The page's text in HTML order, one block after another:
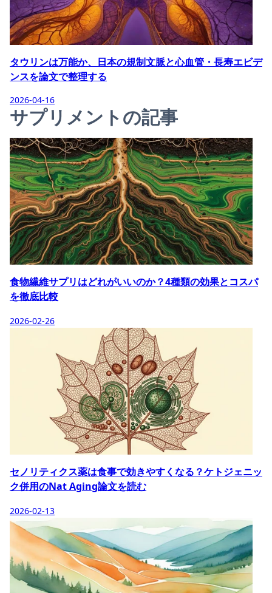
タウリンは万能か、日本の規制文脈と心血管・長寿エビデ
ンスを論文で整理する
2026-04-16
サプリメントの記事
食物繊維サプリはどれがいいのか？4種類の効果とコスパ
を徹底比較
2026-02-26
セノリティクス薬は食事で効きやすくなる？ケトジェニッ
ク併用のNat Aging論文を読む
2026-02-13